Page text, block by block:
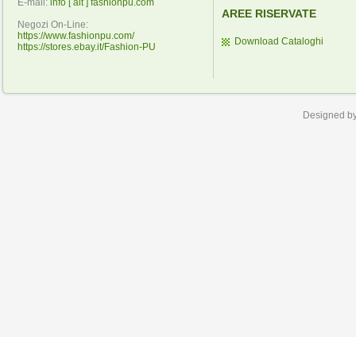
E-mail: info [ alt ] fashionpu.com
Negozi On-Line:
https://www.fashionpu.com/
https://stores.ebay.it/Fashion-PU
AREE RISERVATE
Download Cataloghi
Designed